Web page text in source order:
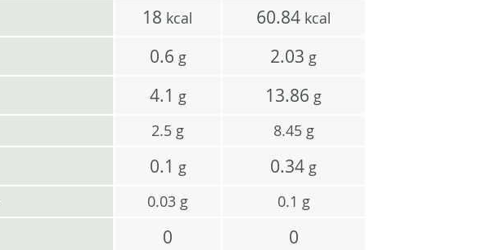
18 kcal 60.84 kcal
0.6 g 2.03 g
4.1 g 13.86 g
2.5 g 8.45 g
0.1 g 0.34 g
0.03 g 0.1 g
0 0